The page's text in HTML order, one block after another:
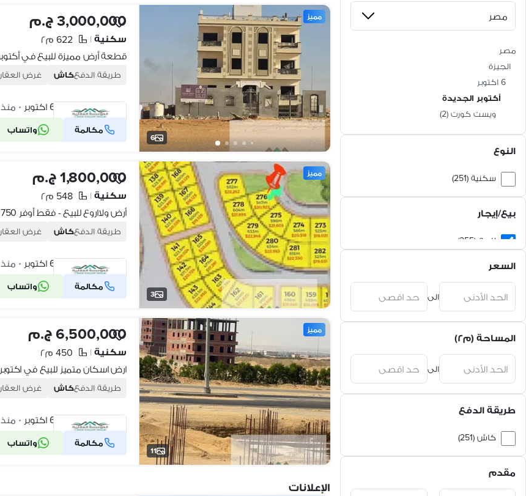
مَصر
الجيزة
6 اكتوبر
أكتوبر الجديدة
ويست كورت (
2
)
النوع
سكنية (251)
تجارية (3)
لكل الأغراض (1)بيع/إيجار
للبيع (255)
السعر
الى
المساحة (م٢)
الى
طريقة الدفع
كاش (251)
تقسيط (2)
كاش أو تقسيط (2)مقدم
6
مميز 3,000,000 ج.م
سكنية |
622 م٢
طريقة الدفعكاش غرض العقار
أكتوبر الجديدة، 6 اكتوبر • منذ 2 ساعات
مكالمة واتساب شركة موثقة
3
مميز 1,800,000 ج.م
سكنية |
548 م٢
طريقة الدفعكاش غرض العقار
أكتوبر الجديدة، 6 اكتوبر • منذ 2 ساعات
مكالمة واتساب شركة موثقة
11
مميز 6,500,000 ج.م
سكنية |
450 م٢
طريقة الدفعكاش غرض العقار
أكتوبر الجديدة، 6 اكتوبر • منذ 2 أيام
مكالمة واتساب شركة موثقة
الإعلانات